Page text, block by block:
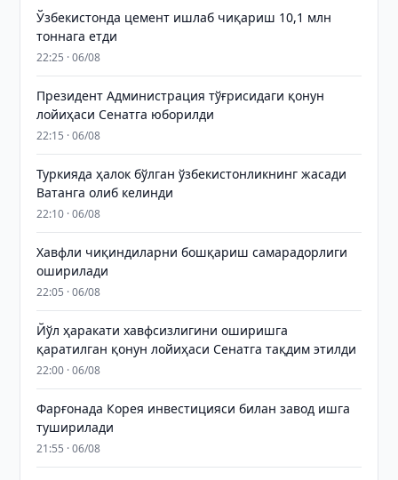
Ўзбекистонда цемент ишлаб чиқариш 10,1 млн
тоннага етди
22:25 · 06/08
Президент Администрация тўғрисидаги қонун
лойиҳаси Сенатга юборилди
22:15 · 06/08
Туркияда ҳалок бўлган ўзбекистонликнинг жасади
Ватанга олиб келинди
22:10 · 06/08
Хавфли чиқиндиларни бошқариш самарадорлиги
оширилади
22:05 · 06/08
Йўл ҳаракати хавфсизлигини оширишга
қаратилган қонун лойиҳаси Сенатга тақдим этилди
22:00 · 06/08
Фарғонада Корея инвестицияси билан завод ишга
туширилади
21:55 · 06/08